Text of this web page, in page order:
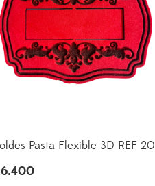
Pasta Flexible 3D-REF 20